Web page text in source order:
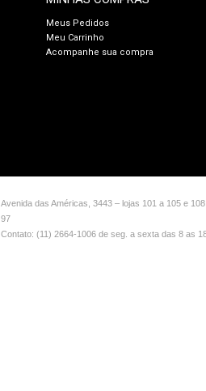
Meus Pedidos
Meu Carrinho
Acompanhe sua compra
Avenida das Américas, 3443 – lojas 101 a 105 e
97
Contato: (11) 2664-1006 de seg. a sexta das 8 as